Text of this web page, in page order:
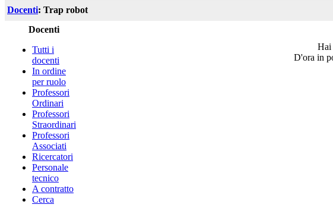
Docenti: Trap robot
Docenti
Tutti i
docenti
In ordine
per ruolo
Professori
Ordinari
Professori
Straordinari
Professori
Associati
Ricercatori
Personale
tecnico
A contratto
Cerca
Hai
D'ora in